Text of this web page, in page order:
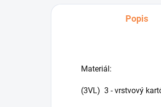
Popis
Materiál:
(3VL) 3 - vrstvový